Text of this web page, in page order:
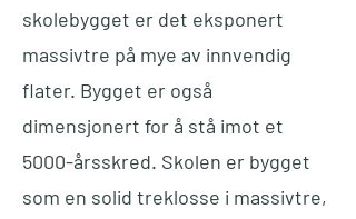
skolebygget er det eksponert
massivtre på mye av innvendig
flater. Bygget er også
dimensjonert for å stå imot et
5000-årsskred. Skolen er bygget
som en solid treklosse i massivtre,